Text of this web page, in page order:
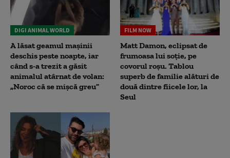
DIGI ANIMAL WORLD
A lăsat geamul mașinii
deschis peste noapte, iar
când s-a trezit a găsit
animalul atârnat de volan:
„Noroc că se mișcă greu”
FILM NOW
Matt Damon, eclipsat de
frumoasa lui soție, pe
covorul roșu. Tablou
superb de familie alături de
două dintre fiicele lor, la
Seul